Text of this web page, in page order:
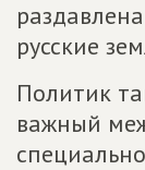
русские
Политик
важный